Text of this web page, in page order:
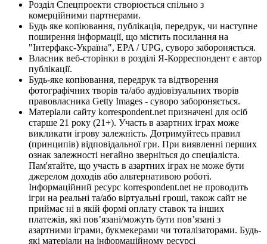
Розділ Спецпроекти створюється спільно з
комерційними партнерами.
Будь яке копіювання, публікація, передрук, чи наступне
поширення інформації, що містить посилання на
"Інтерфакс-Україна", EPA / UPG, суворо забороняється.
Власник веб-сторінки в розділі Я-Корреспондент є автор
публікації.
Будь-яке копіювання, передрук та відтворення
фотографічних творів та/або аудіовізуальних творів
правовласника Getty Images - суворо забороняється.
Матеріали сайту korrespondent.net призначені для осіб
старше 21 року (21+). Участь в азартних іграх може
викликати ігрову залежність. Дотримуйтесь правил
(принципів) відповідальної гри. При виявленні перших
ознак залежності негайно зверніться до спеціаліста.
Пам'ятайте, що участь в азартних іграх не може бути
джерелом доходів або альтернативою роботі.
Інформаційний ресурс korrespondent.net не проводить
ігри на реальні та/або віртуальні гроші, також сайт не
приймає ні в якій формі оплату ставок та інших
платежів, які пов’язані/можуть бути пов’язані з
азартними іграми, букмекерами чи тоталізаторами. Будь-
які матеріали на інформаційному ресурсі